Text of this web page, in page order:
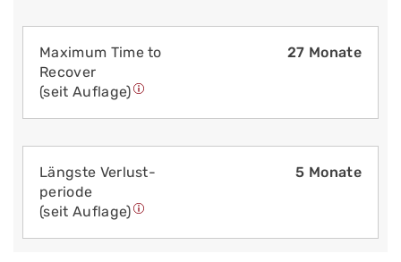
Maximum Time to
Recover
(seit Auflage)
27 Monate
Längste Verlust­
periode
(seit Auflage)
5 Monate